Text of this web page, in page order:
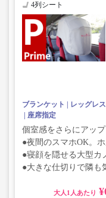
4列シート
ブランケット レッグレ
座席指定
個室感をさらにアッ
●夜間のスマホOK。
●寝顔を隠せる大型カ
●大きな仕切りで隣も
大人